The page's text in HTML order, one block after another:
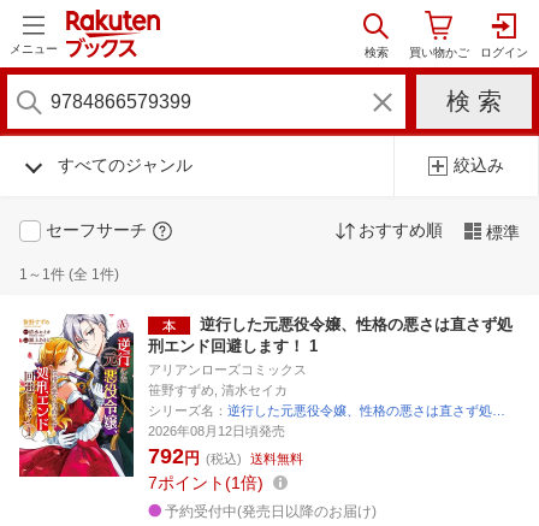
メニュー
すべてのジャンル 絞込み
セーフサーチ おすすめ順 標準
1～1件 (全 1件)
逆行した元悪役令嬢、性格の悪さは直さず処
刑エンド回避します！ 1
アリアンローズコミックス
笹野すずめ, 清水セイカ
シリーズ名： 逆行した元悪役令嬢、性格の悪さは直さず処…
2026年08月12日頃発売
792円 (税込) 送料無料
7ポイント 1倍
予約受付中(発売日以降のお届け)